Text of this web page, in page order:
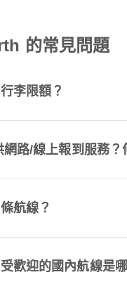
的常見問題
李限額？
路/線上報到服務？
航線？
歡迎的國內航線是